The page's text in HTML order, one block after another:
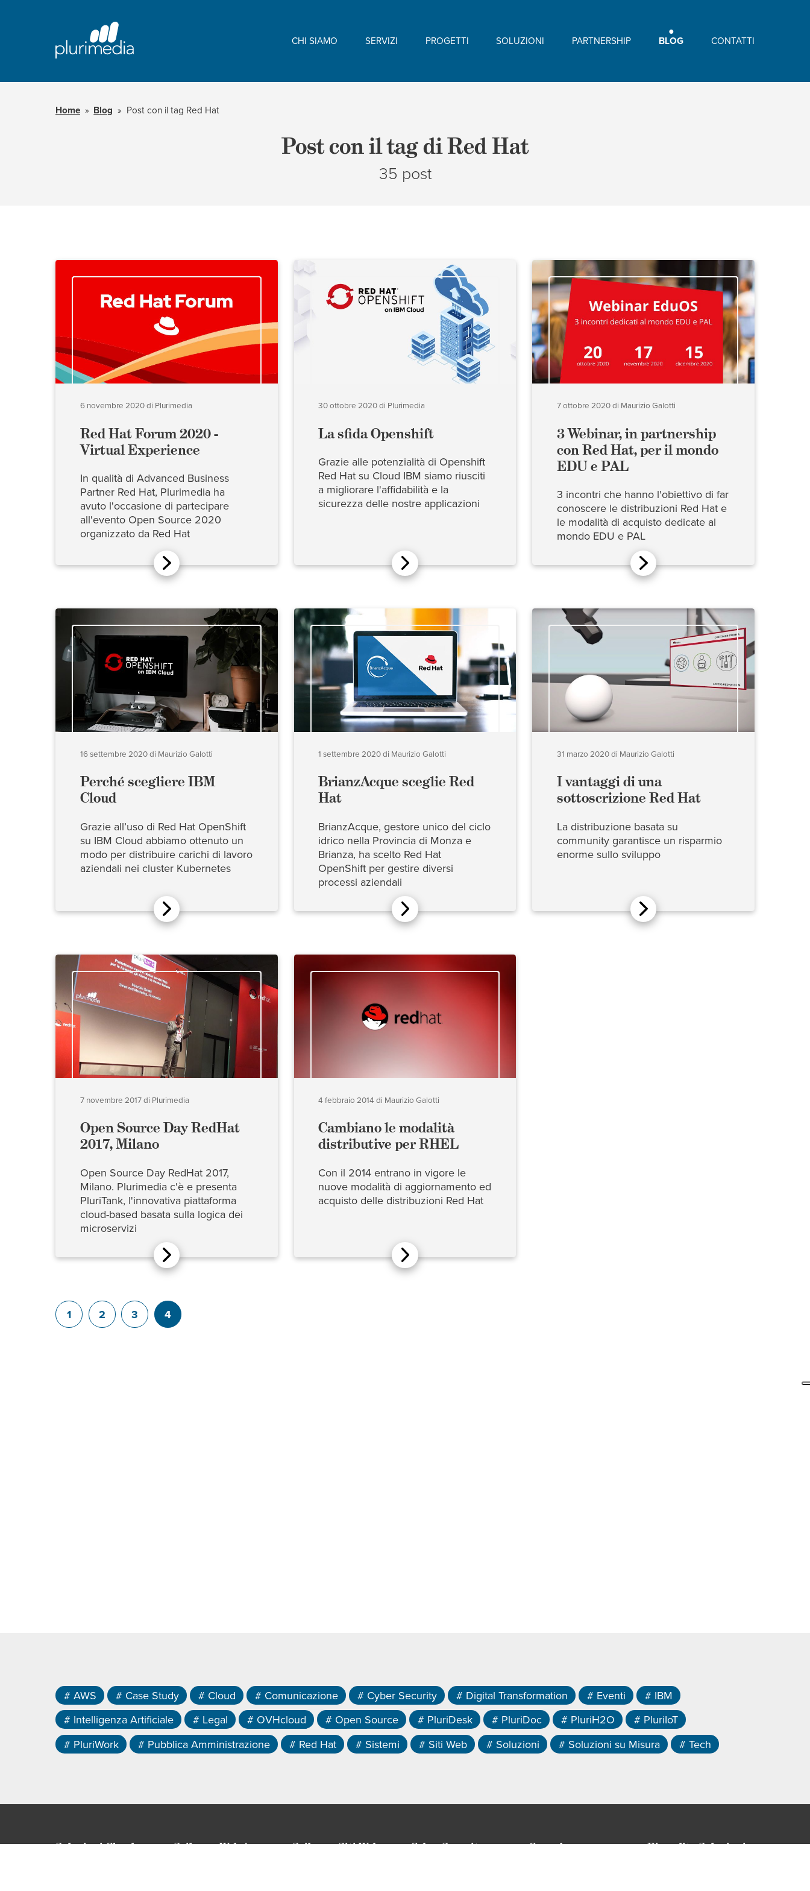
CHI SIAMO SERVIZI PROGETTI SOLUZIONI PARTNERSHIP BLOG CONTATTI
Home Blog Post con il tag Red Hat
Post con il tag di Red Hat
35 post
6 novembre 2020di Plurimedia
Red Hat Forum 2020 -
Virtual Experience
In qualità di Advanced Business
Partner Red Hat, Plurimedia ha
avuto l'occasione di partecipare
all'evento Open Source 2020
organizzato da Red Hat
30 ottobre 2020di Plurimedia
La sfida Openshift
Grazie alle potenzialità di Openshift
Red Hat su Cloud IBM siamo riusciti
a migliorare l'affidabilità e la
sicurezza delle nostre applicazioni
7 ottobre 2020di Maurizio Galotti
3 Webinar, in partnership
con Red Hat, per il mondo
EDU e PAL
3 incontri che hanno l'obiettivo di far
conoscere le distribuzioni Red Hat e
le modalità di acquisto dedicate al
mondo EDU e PAL
16 settembre 2020di Maurizio Galotti
Perché scegliere IBM
Cloud
Grazie all’uso di Red Hat OpenShift
su IBM Cloud abbiamo ottenuto un
modo per distribuire carichi di lavoro
aziendali nei cluster Kubernetes
1 settembre 2020di Maurizio Galotti
BrianzAcque sceglie Red
Hat
BrianzAcque, gestore unico del ciclo
idrico nella Provincia di Monza e
Brianza, ha scelto Red Hat
OpenShift per gestire diversi
processi aziendali
31 marzo 2020di Maurizio Galotti
I vantaggi di una
sottoscrizione Red Hat
La distribuzione basata su
community garantisce un risparmio
enorme sullo sviluppo
7 novembre 2017di Plurimedia
Open Source Day RedHat
2017, Milano
Open Source Day RedHat 2017,
Milano. Plurimedia c'è e presenta
PluriTank, l'innovativa piattaforma
cloud-based basata sulla logica dei
microservizi
4 febbraio 2014 di Maurizio Galotti
Cambiano le modalità
distributive per RHEL
Con il 2014 entrano in vigore le
nuove modalità di aggiornamento ed
acquisto delle distribuzioni Red Hat
1 2 3 4
# AWS # Case Study # Cloud # Comunicazione # Cyber Security # Digital Transformation # Eventi
# IBM
# Intelligenza Artificiale
# Legal # OVHcloud # Open Source # PluriDesk # PluriDoc # PluriH2O
# PluriIoT
# PluriWork
# Pubblica Amministrazione # Red Hat # Sistemi # Siti Web # Soluzioni # Soluzioni su Misura # Tech
Soluzioni Cloud Sviluppo Web App Sviluppo Siti Web Cyber Security Consulenza Rivendita Soluzioni